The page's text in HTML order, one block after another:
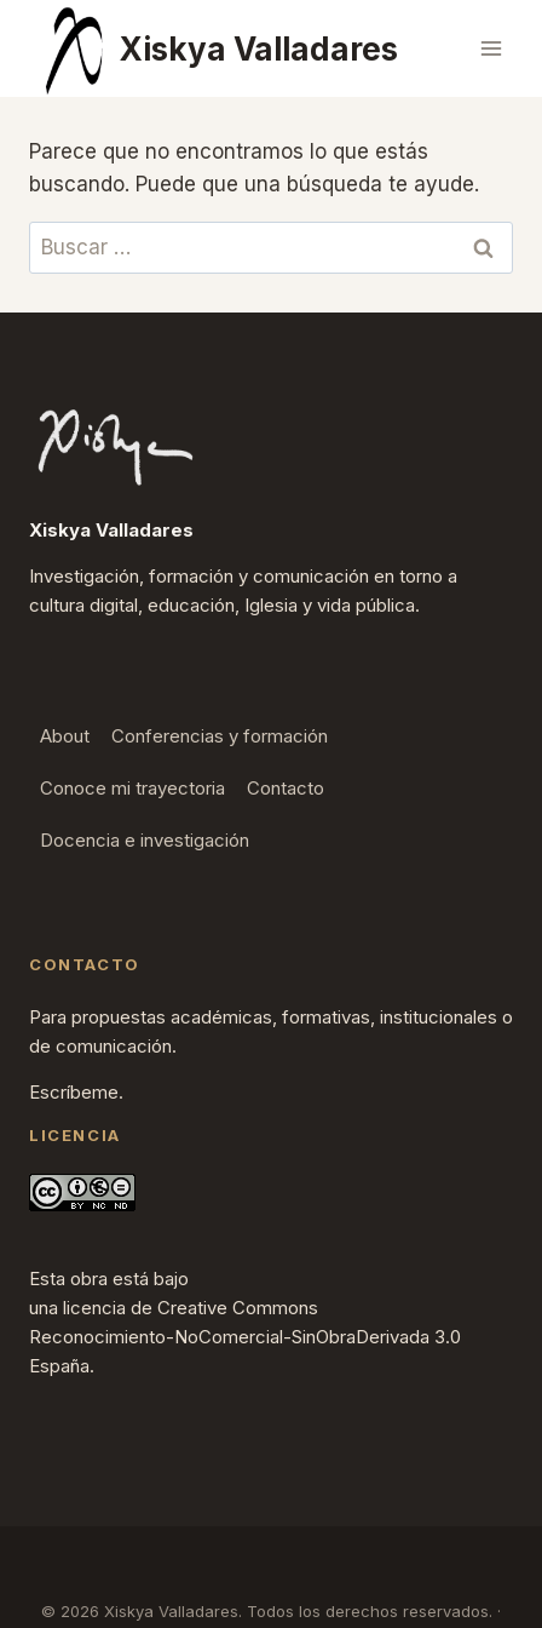
Saltar
contenido
Xiskya Valladares
Parece que no encontramos lo que estás
buscando. Puede que una búsqueda te ayude.
Buscar:
Xiskya Valladares
Investigación, formación y comunicación en torno a
cultura digital, educación, Iglesia y vida pública.
About Conferencias y formación
Conoce mi trayectoria Contacto
Docencia e investigación
CONTACTO
Para propuestas académicas, formativas, institucionales o
de comunicación.
Escríbeme.
LICENCIA
Esta obra está bajo
una licencia de Creative Commons
Reconocimiento-NoComercial-SinObraDerivada 3.0
España.
© 2026 Xiskya Valladares. Todos los derechos reservados. ·